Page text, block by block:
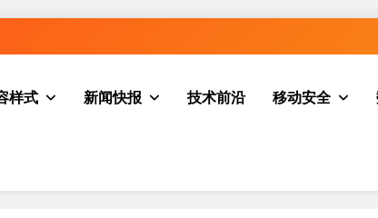
样式 新闻快报 技术前沿 移动安全